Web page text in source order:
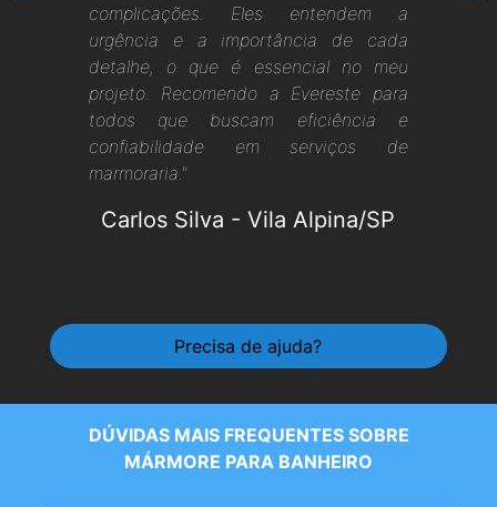
complicações. Eles entendem a
urgência e a importância de cada
detalhe, o que é essencial no meu
projeto. Recomendo a Evereste para
todos que buscam eficiência e
confiabilidade em serviços de
marmoraria."
Carlos Silva -Vila Alpina/SP
Precisa de ajuda?
DÚVIDAS MAIS FREQUENTES SOBRE
MÁRMORE PARA BANHEIRO